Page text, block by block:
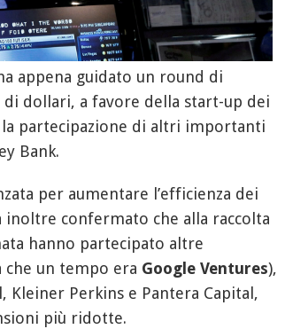
appena guidato un round di
dollari, a favore della start-up dei
la partecipazione di altri importanti
Bank.
per aumentare l’efficienza dei
confermato che alla raccolta
hanno partecipato altre
che un tempo era Google Ventures),
Kleiner Perkins e Pantera Capital,
più ridotte.